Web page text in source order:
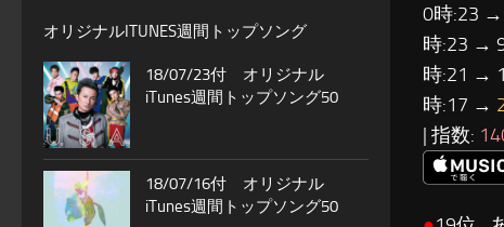
0時:23
時:23 →
時:21 →
時:17 →
| 指数:
オリジナルITUNES週間トップソング
18/07/23付 オリジナル
iTunes週間トップソング50
18/07/16付 オリジナル
iTunes週間トップソング50